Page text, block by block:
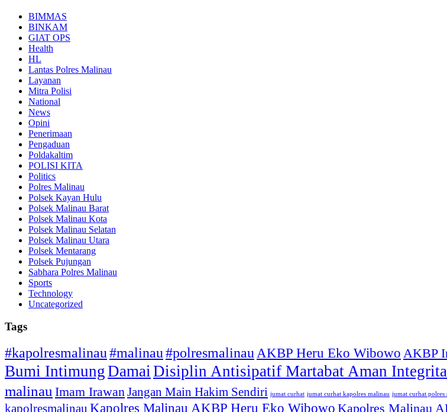
BIMMAS
BINKAM
GIAT OPS
Health
HL
Lantas Polres Malinau
Layanan
Mitra Polisi
National
News
Opini
Penerimaan
Pengaduan
Poldakaltim
POLISI KITA
Politics
Polres Malinau
Polsek Kayan Hulu
Polsek Malinau Barat
Polsek Malinau Kota
Polsek Malinau Selatan
Polsek Malinau Utara
Polsek Mentarang
Polsek Pujungan
Sabhara Polres Malinau
Sports
Technology
Uncategorized
Tags
#kapolresmalinau#malinau#polresmalinau AKBP Heru Eko Wibowo AKBP
Bumi IntimungDamaiDisiplin Antisipatif Martabat Aman
malinau Imam IrawanJangan Main Hakim Sendiri jumat curhat jumat curhat kapolres malinau jumat curhat polres
kapolresmalinau Kapolres Malinau AKBP Heru Eko Wibowo Kapolres Malinau